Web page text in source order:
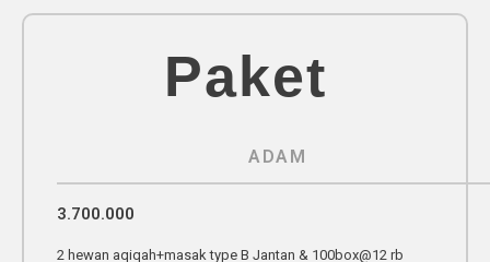
Paket
ADAM
3.700.000
2 hewan aqiqah+masak type B Jantan & 100box@12 rb